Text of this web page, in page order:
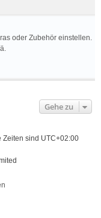
oder Zubehör einstellen.
Gehe zu
Zeiten sind UTC+02:00